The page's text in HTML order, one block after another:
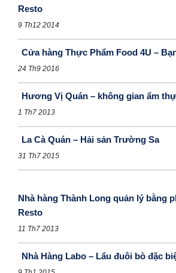
Resto
9 Th12 2014
Cửa hàng Thực Phẩm Food 4U –
24 Th9 2016
Hương Vị Quán – không gian ẩm
1 Th7 2013
La Cà Quán – Hải sản Trường Sa
31 Th7 2015
Nhà hàng Thành Long quản lý bằng
Resto
11 Th7 2013
Nhà Hàng Labo – Lẩu đuôi bò đặc